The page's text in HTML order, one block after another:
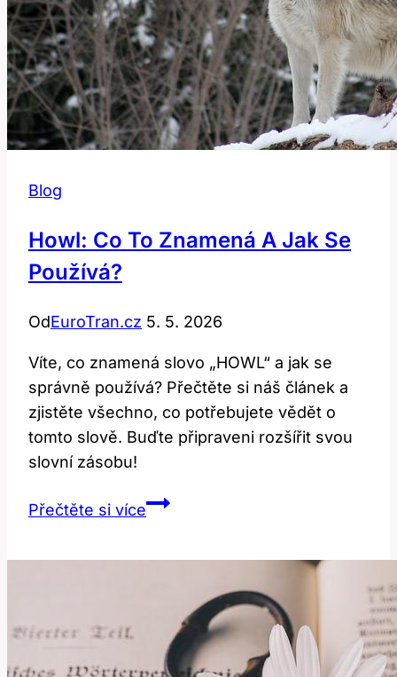
Blog
Howl: Co To Znamená A Jak Se
Používá?
OdEuroTran.cz 5. 5. 2026
Víte, co znamená slovo „HOWL“ a jak se
správně používá? Přečtěte si náš článek a
zjistěte všechno, co potřebujete vědět o
tomto slově. Buďte připraveni rozšířit svou
slovní zásobu!
Přečtěte si víceHowl: